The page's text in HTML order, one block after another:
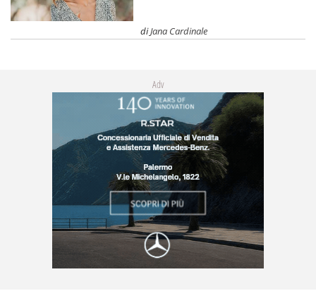
diJana Cardinale
Adv